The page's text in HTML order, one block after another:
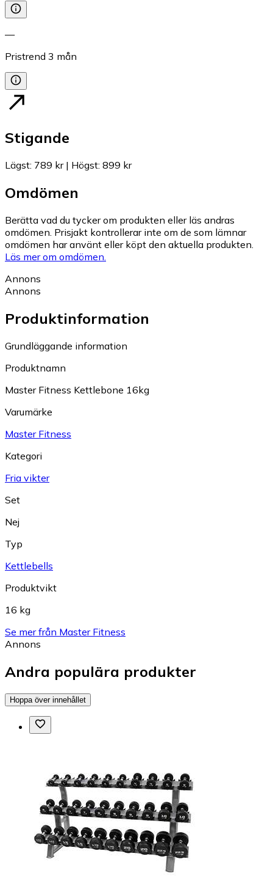
—
Pristrend 3 mån
Stigande
Lägst: 789 kr| Högst: 899 kr
Omdömen
Berätta vad du tycker om produkten eller läs andras
omdömen. Prisjakt kontrollerar inte om de som lämnar
omdömen har använt eller köpt den aktuella produkten.
Läs mer om omdömen.
Annons
Annons
Produktinformation
Grundläggande information
Produktnamn
Master Fitness Kettlebone 16kg
Varumärke
Master Fitness
Kategori
Fria vikter
Set
Nej
Typ
Kettlebells
Produktvikt
16 kg
Se mer från Master Fitness
Annons
Andra populära produkter
Hoppa över innehållet